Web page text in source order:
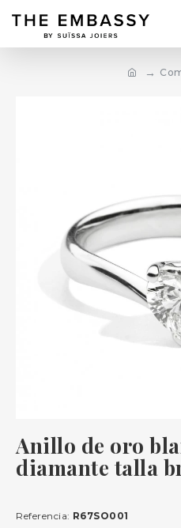
Anillo de oro
diamante talla
Referencia: R67SO001